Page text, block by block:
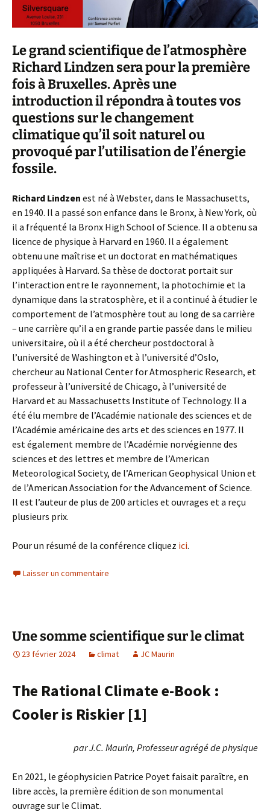
Le grand scientifique de l’atmosphère
Richard Lindzen sera pour la première
fois à Bruxelles. Après une
introduction il répondra à toutes vos
questions sur le changement
climatique qu’il soit naturel ou
provoqué par l’utilisation de l’énergie
fossile.
Richard Lindzen est né à Webster, dans le Massachusetts,
en 1940. Il a passé son enfance dans le Bronx, à New York, où
il a fréquenté la Bronx High School of Science. Il a obtenu sa
licence de physique à Harvard en 1960. Il a également
obtenu une maîtrise et un doctorat en mathématiques
appliquées à Harvard. Sa thèse de doctorat portait sur
l’interaction entre le rayonnement, la photochimie et la
dynamique dans la stratosphère, et il a continué à étudier le
comportement de l’atmosphère tout au long de sa carrière
– une carrière qu’il a en grande partie passée dans le milieu
universitaire, où il a été chercheur postdoctoral à
l’université de Washington et à l’université d’Oslo,
chercheur au National Center for Atmospheric Research, et
professeur à l’université de Chicago, à l’université de
Harvard et au Massachusetts Institute of Technology. Il a
été élu membre de l’Académie nationale des sciences et de
l’Académie américaine des arts et des sciences en 1977. Il
est également membre de l’Académie norvégienne des
sciences et des lettres et membre de l’American
Meteorological Society, de l’American Geophysical Union et
de l’American Association for the Advancement of Science.
Il est l’auteur de plus de 200 articles et ouvrages et a reçu
plusieurs prix.
Pour un résumé de la conférence cliquez ici.
Laisser un commentaire
Une somme scientifique sur le climat
23 février 2024 climat JC Maurin
The Rational Climate e-Book :
Cooler is Riskier [1]
par J.C. Maurin, Professeur agrégé de physique
En 2021, le géophysicien Patrice Poyet faisait paraître, en
libre accès, la première édition de son monumental
ouvrage sur le Climat.